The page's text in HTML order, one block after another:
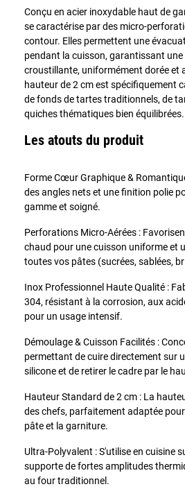
Conçu en acier inoxydable haut de
se caractérise par des micro-
contour. Elles permettent une
pendant la cuisson, garantissant
croustillante, uniformément dorée et
hauteur de 2 cm est spécifiquement
de fonds de tartes traditionnels, de
quiches thématiques bien équilibrées.
Les atouts du produit
Forme Cœur Graphique &
des angles nets et une finition polie
gamme et soigné.
Perforations Micro-Aérées :
chaud pour une cuisson uniforme et
toutes vos pâtes (sucrées, sablées,
Inox Professionnel Haute Qualité :
304, résistant à la corrosion, aux
pour un usage intensif.
Démoulage & Cuisson Facilités :
permettant de cuire directement sur
silicone et de retirer le cadre par le
Hauteur Standard de 2 cm : La
des chefs, parfaitement adaptée
pâte et la garniture.
Ultra-Polyvalent : S'utilise en cuisine
supporte de fortes amplitudes
au four traditionnel.